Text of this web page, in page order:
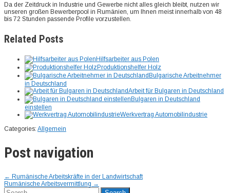
Da der Zeitdruck in Industrie und Gewerbe nicht alles gleich bleibt, nutzen wir
unseren großen Bewerberpool in Rumänien, um Ihnen meist innerhalb von 48
bis 72 Stunden passende Profile vorzustellen.
Related Posts
Hilfsarbeiter aus Polen
Produktionshelfer Holz
Bulgarische Arbeitnehmer
in Deutschland
Arbeit für Bulgaren in Deutschland
Bulgaren in Deutschland
einstellen
Werkvertrag Automobilindustrie
Categories: Allgemein
Post navigation
← Rumänische Arbeitskräfte in der Landwirtschaft
Rumänische Arbeitsvermittlung →